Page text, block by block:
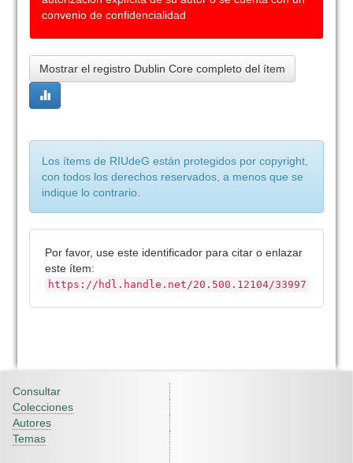
convenio de confidencialidad
Mostrar el registro Dublin Core completo del ítem
Los ítems de RIUdeG están protegidos por copyright,
con todos los derechos reservados, a menos que se
indique lo contrario.
Por favor, use este identificador para citar o enlazar
este ítem:
https://hdl.handle.net/20.500.12104/33997
Consultar
Colecciones
Autores
Temas